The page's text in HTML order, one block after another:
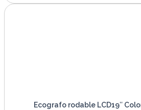
Ecografo rodable LCD19″